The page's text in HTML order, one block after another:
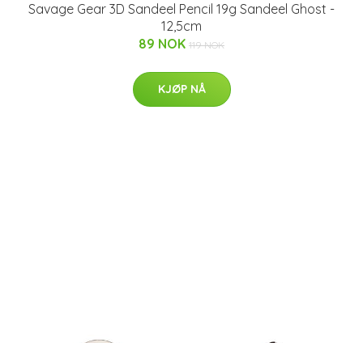
Savage Gear 3D Sandeel Pencil 19g Sandeel Ghost -
12,5cm
89 NOK 119 NOK
KJØP NÅ